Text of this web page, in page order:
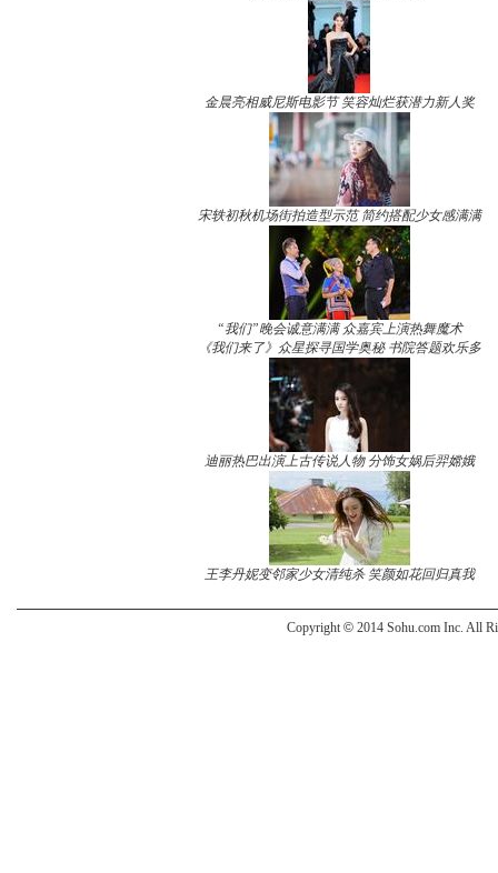
金晨亮相威尼斯电影节 笑容灿烂获潜力新人奖
宋轶初秋机场街拍造型示范 简约搭配少女感满满
“我们”晚会诚意满满 众嘉宾上演热舞魔术
《我们来了》众星探寻国学奥秘 书院答题欢乐多
迪丽热巴出演上古传说人物 分饰女娲后羿嫦娥
王李丹妮变邻家少女清纯杀 笑颜如花回归真我
Copyright © 2014 Sohu.com Inc. All